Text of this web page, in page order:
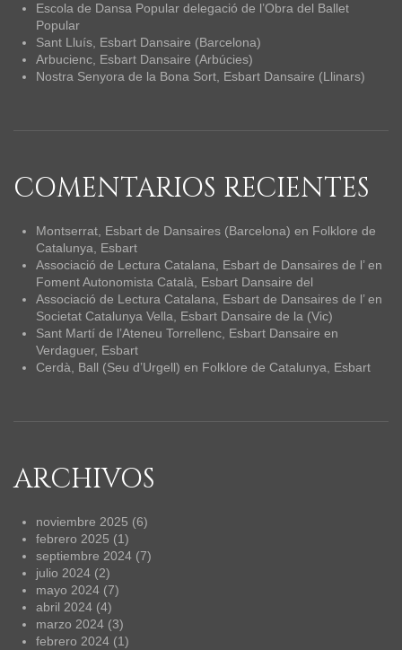
Escola de Dansa Popular delegació de l’Obra del Ballet
Popular
Sant Lluís, Esbart Dansaire (Barcelona)
Arbucienc, Esbart Dansaire (Arbúcies)
Nostra Senyora de la Bona Sort, Esbart Dansaire (Llinars)
COMENTARIOS RECIENTES
Montserrat, Esbart de Dansaires (Barcelona) en Folklore de
Catalunya, Esbart
Associació de Lectura Catalana, Esbart de Dansaires de l’en
Foment Autonomista Català, Esbart Dansaire del
Associació de Lectura Catalana, Esbart de Dansaires de l’en
Societat Catalunya Vella, Esbart Dansaire de la (Vic)
Sant Martí de l’Ateneu Torrellenc, Esbart Dansaire en
Verdaguer, Esbart
Cerdà, Ball (Seu d’Urgell) en Folklore de Catalunya, Esbart
ARCHIVOS
noviembre 2025 (6)
febrero 2025 (1)
septiembre 2024 (7)
julio 2024 (2)
mayo 2024 (7)
abril 2024 (4)
marzo 2024 (3)
febrero 2024 (1)